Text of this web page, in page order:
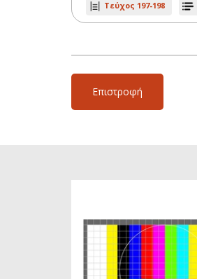
Τεύχος 197-198
Επιστροφή